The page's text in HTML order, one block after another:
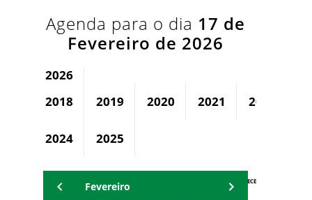
Agenda para o dia 17 de
Fevereiro de 2026
2026
2018
2019 2020 2021 2022
2024 2025
AGENDA IPECE
Fevereiro